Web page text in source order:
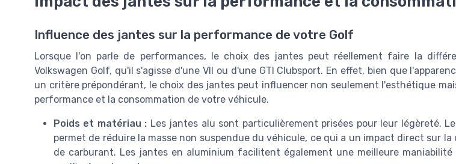
Influence des jantes sur la performance de votre Golf
Lorsque l'on parle de performances, le choix des jantes peut réellement faire la
Volkswagen Golf, qu'il s'agisse d'une VII ou d'une GTI Clubsport. En effet, bien que
un critère prépondérant, le choix des jantes peut influencer non seulement l'esthétique
performance et la consommation de votre véhicule.
Poids et matériau : Les jantes alu sont particulièrement prisées pour leur légèreté.
permet de réduire la masse non suspendue du véhicule, ce qui a un impact direct sur la
de carburant. Les jantes en aluminium facilitent également une meilleure